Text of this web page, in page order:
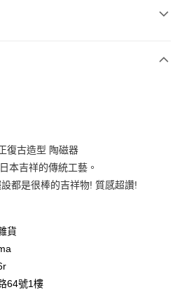
彰化商業銀行
台北富邦商業銀行
兆豐國際商業銀行
復古造型 陶磁器
本吉祥的傳統工藝。
都是很棒的吉祥物! 質感超讚!
貨
64號1樓